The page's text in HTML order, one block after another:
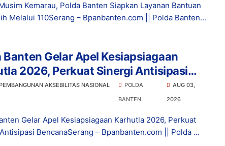
Kemarau, Polda Banten Siapkan Layanan Bantuan
Melalui 110Serang – Bpanbanten.com || Polda Banten...
Banten Gelar Apel Kesiapsiagaan
2026, Perkuat Sinergi Antisipasi
AKSEBILITAS NASIONAL
POLDA
BANTEN
AUG 03,
2026
Gelar Apel Kesiapsiagaan Karhutla 2026, Perkuat
BencanaSerang – Bpanbanten.com || Polda ...